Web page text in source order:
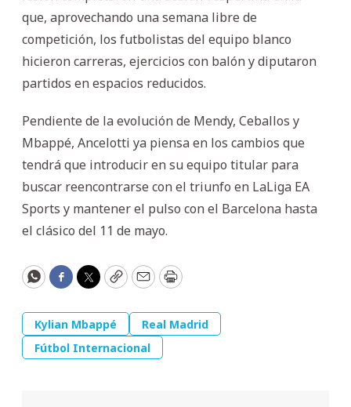
que, aprovechando una semana libre de
competición, los futbolistas del equipo blanco
hicieron carreras, ejercicios con balón y diputaron
partidos en espacios reducidos.
Pendiente de la evolución de Mendy, Ceballos y
Mbappé, Ancelotti ya piensa en los cambios que
tendrá que introducir en su equipo titular para
buscar reencontrarse con el triunfo en LaLiga EA
Sports y mantener el pulso con el Barcelona hasta
el clásico del 11 de mayo.
WhatsApp
Facebook
Twitter
CopyEmailPrint
Kylian Mbappé
Real Madrid
Fútbol Internacional